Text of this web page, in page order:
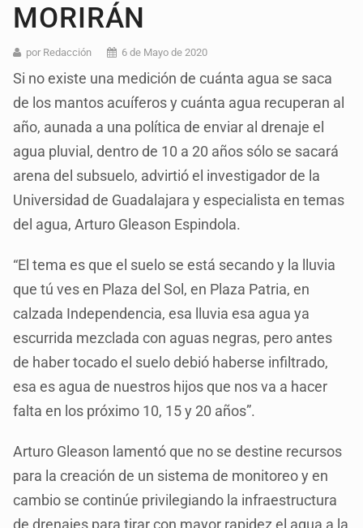
MORIRÁN
por Redacción 6 de Mayo de 2020
Si no existe una medición de cuánta agua se saca
de los mantos acuíferos y cuánta agua recuperan al
año, aunada a una política de enviar al drenaje el
agua pluvial, dentro de 10 a 20 años sólo se sacará
arena del subsuelo, advirtió el investigador de la
Universidad de Guadalajara y especialista en temas
del agua, Arturo Gleason Espindola.
“El tema es que el suelo se está secando y la lluvia
que tú ves en Plaza del Sol, en Plaza Patria, en
calzada Independencia, esa lluvia esa agua ya
escurrida mezclada con aguas negras, pero antes
de haber tocado el suelo debió haberse infiltrado,
esa es agua de nuestros hijos que nos va a hacer
falta en los próximo 10, 15 y 20 años”.
Arturo Gleason lamentó que no se destine recursos
para la creación de un sistema de monitoreo y en
cambio se continúe privilegiando la infraestructura